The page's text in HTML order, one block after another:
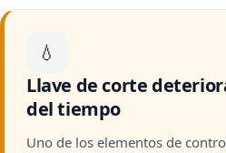
💧
Llave de corte
del tiempo
Uno de los elementos de